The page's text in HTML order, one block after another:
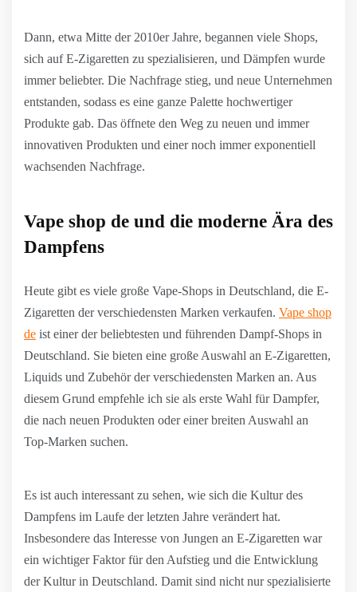
Dann, etwa Mitte der 2010er Jahre, begannen viele Shops,
sich auf E-Zigaretten zu spezialisieren, und Dämpfen wurde
immer beliebter. Die Nachfrage stieg, und neue Unternehmen
entstanden, sodass es eine ganze Palette hochwertiger
Produkte gab. Das öffnete den Weg zu neuen und immer
innovativen Produkten und einer noch immer exponentiell
wachsenden Nachfrage.
Vape shop de und die moderne Ära des
Dampfens
Heute gibt es viele große Vape-Shops in Deutschland, die E-
Zigaretten der verschiedensten Marken verkaufen. Vape shop
de ist einer der beliebtesten und führenden Dampf-Shops in
Deutschland. Sie bieten eine große Auswahl an E-Zigaretten,
Liquids und Zubehör der verschiedensten Marken an. Aus
diesem Grund empfehle ich sie als erste Wahl für Dampfer,
die nach neuen Produkten oder einer breiten Auswahl an
Top-Marken suchen.
Es ist auch interessant zu sehen, wie sich die Kultur des
Dampfens im Laufe der letzten Jahre verändert hat.
Insbesondere das Interesse von Jungen an E-Zigaretten war
ein wichtiger Faktor für den Aufstieg und die Entwicklung
der Kultur in Deutschland. Damit sind nicht nur spezialisierte